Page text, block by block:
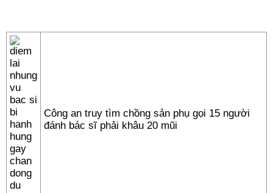
Công an truy tìm chồng sản phụ gọi 15 người
đánh bác sĩ phải khâu 20 mũi